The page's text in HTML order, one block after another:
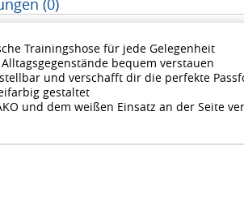
Trainingshose für jede Gelegenheit
bequem verstauen
und verschafft dir die perfekte
gestaltet
und dem weißen Einsatz an der Seite